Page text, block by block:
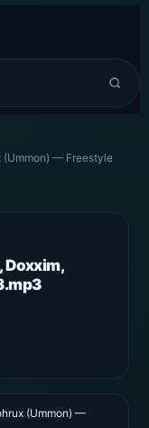
(Ummon) — Freestyle
Doxxim,
(Ummon) —